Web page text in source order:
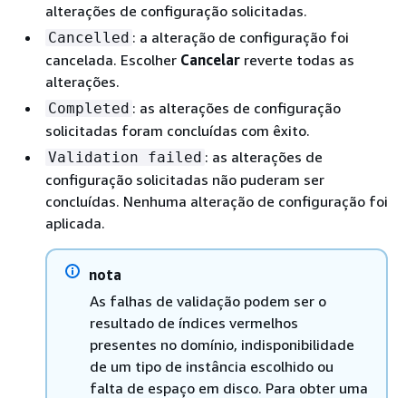
alterações de configuração solicitadas.
Cancelled : a alteração de configuração foi
cancelada. Escolher Cancelar reverte todas as
alterações.
Completed : as alterações de configuração
solicitadas foram concluídas com êxito.
Validation failed : as alterações de
configuração solicitadas não puderam ser
concluídas. Nenhuma alteração de configuração foi
aplicada.
nota
As falhas de validação podem ser o
resultado de índices vermelhos
presentes no domínio, indisponibilidade
de um tipo de instância escolhido ou
falta de espaço em disco. Para obter uma